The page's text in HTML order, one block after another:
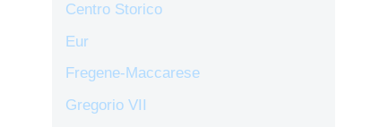
Centro Storico
Eur
Fregene-Maccarese
Gregorio VII